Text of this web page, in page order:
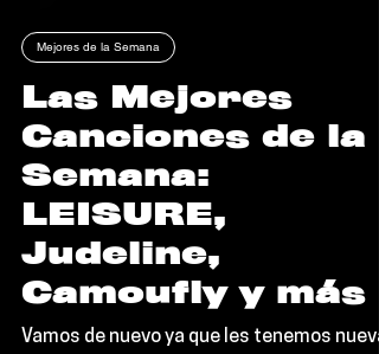
Editorial TORT
Mejores de la Semana
Las Mejores
Canciones de la
Semana:
LEISURE,
Judeline,
Camoufly y más